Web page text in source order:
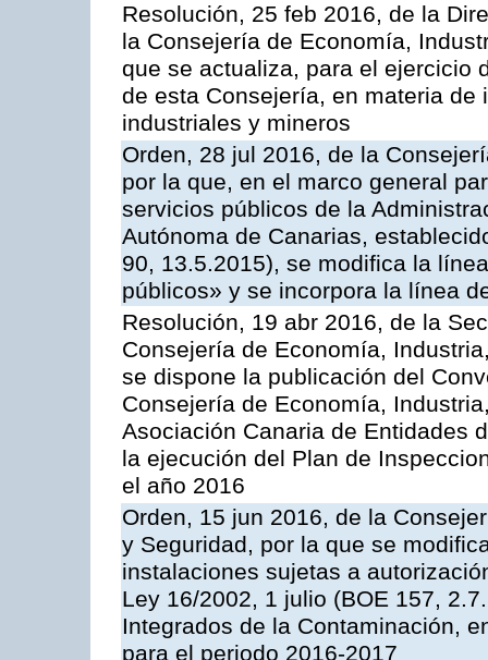
Resolución, 25 feb 2016, de la
la Consejería de Economía,
que se actualiza, para el ejercicio
de esta Consejería, en materia
industriales y mineros
Orden, 28 jul 2016, de la
por la que, en el marco general
servicios públicos de la
Autónoma de Canarias,
90, 13.5.2015), se modifica la
públicos» y se incorpora la línea
Resolución, 19 abr 2016, de la
Consejería de Economía,
se dispone la publicación del
Consejería de Economía,
Asociación Canaria de Entidades
la ejecución del Plan de
el año 2016
Orden, 15 jun 2016, de la
y Seguridad, por la que se
instalaciones sujetas a
Ley 16/2002, 1 julio (BOE 157,
Integrados de la Contaminación,
para el periodo 2016-2017